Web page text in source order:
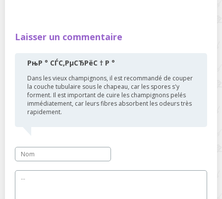
Laisser un commentaire
РњР ° СЃС‚РµСЂРёС † Р °
Dans les vieux champignons, il est recommandé de couper
la couche tubulaire sous le chapeau, car les spores s'y
forment. Il est important de cuire les champignons pelés
immédiatement, car leurs fibres absorbent les odeurs très
rapidement.